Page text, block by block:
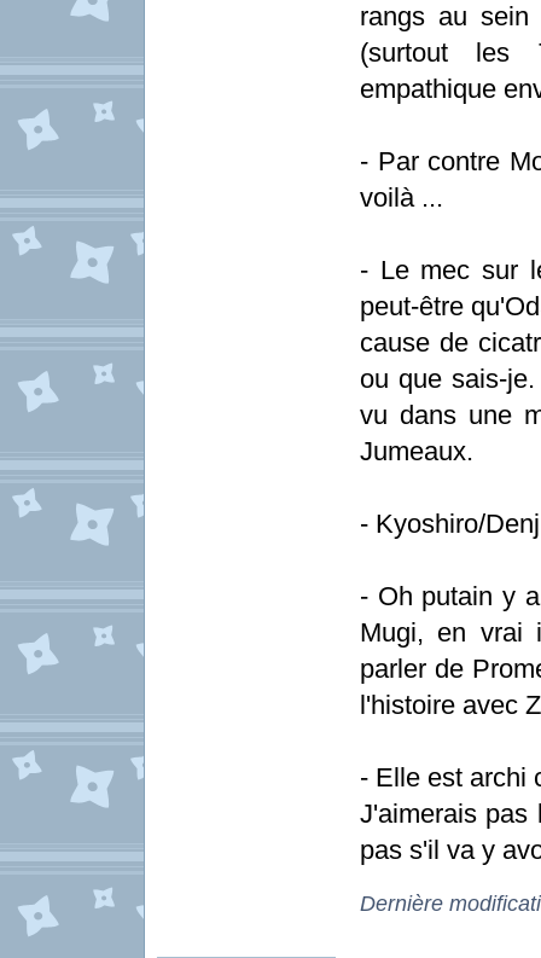
rangs au sein
(surtout les
empathique
- Par contre
voilà ...
- Le mec sur
peut-être
cause de
ou que sais-
vu dans une
Jumeaux.
- Kyoshiro/
- Oh putain y
Mugi, en vrai
parler de
l'histoire avec
- Elle est archi
J'aimerais
pas s'il va y
Dernière